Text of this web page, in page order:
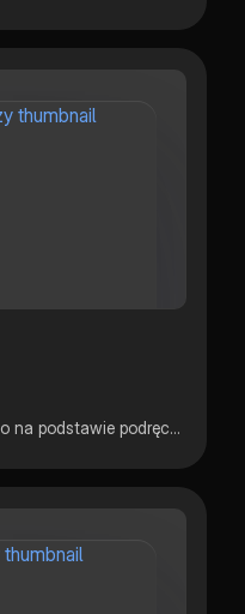
Notatka z układu wydalniczego na podstawie podręcznika z nowej ery, repetytoriow oraz kursu z biologii.